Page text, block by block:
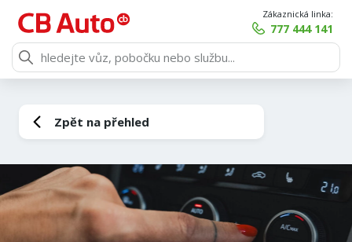
Zákaznická linka:
777 444 141
Zpět na přehled